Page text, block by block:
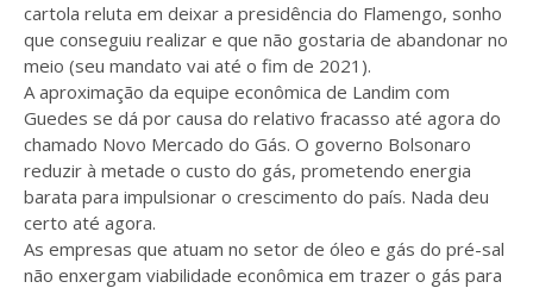
cartola reluta em deixar a presidência do Flamengo, sonho
que conseguiu realizar e que não gostaria de abandonar no
meio (seu mandato vai até o fim de 2021).
A aproximação da equipe econômica de Landim com
Guedes se dá por causa do relativo fracasso até agora do
chamado Novo Mercado do Gás. O governo Bolsonaro
reduzir à metade o custo do gás, prometendo energia
barata para impulsionar o crescimento do país. Nada deu
certo até agora.
As empresas que atuam no setor de óleo e gás do pré-sal
não enxergam viabilidade econômica em trazer o gás para